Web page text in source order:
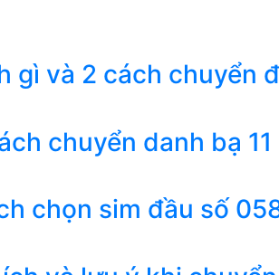
gì và 2 cách chuyển
chuyển danh bạ
chọn sim đầu số